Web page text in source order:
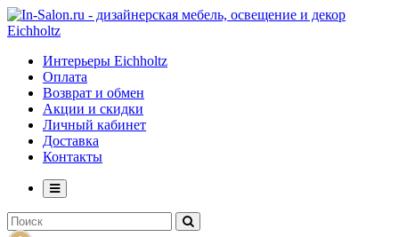
Интерьеры Eichholtz
Оплата
Возврат и обмен
Акции и скидки
Личный кабинет
Доставка
Контакты